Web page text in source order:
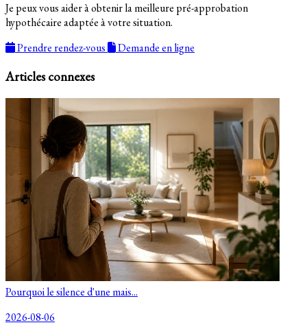
Je peux vous aider à obtenir la meilleure pré-approbation
hypothécaire adaptée à votre situation.
Prendre rendez-vous
Demande en ligne
Articles connexes
Pourquoi le silence d'une mais...
2026-08-06